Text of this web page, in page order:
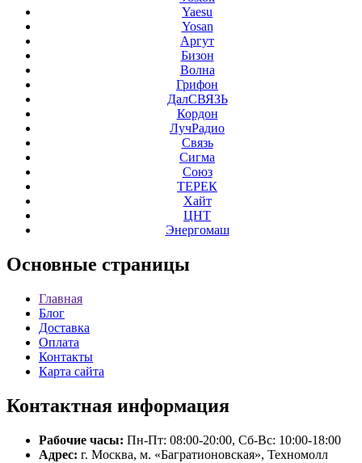
Yaesu
Yosan
Аргут
Бизон
Волна
Грифон
ДалСВЯЗЬ
Кордон
ЛучРадио
Связь
Сигма
Союз
ТЕРЕК
Хайт
ЦНТ
Энергомаш
Основные страницы
Главная
Блог
Доставка
Оплата
Контакты
Карта сайта
Контактная информация
Рабочие часы: Пн-Пт: 08:00-20:00, Сб-Вс: 10:00-18:00
Адрес: г. Москва, м. «Багратионовская», Техномолл